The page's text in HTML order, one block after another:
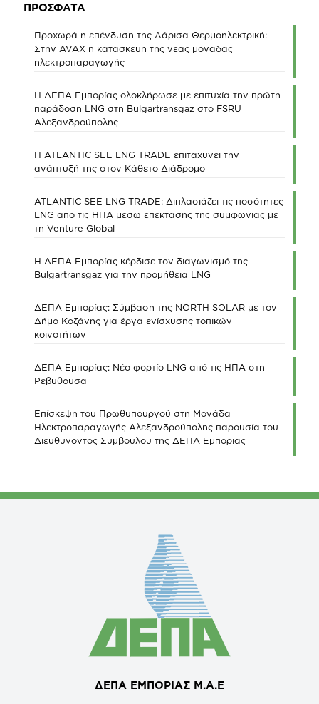
ΠΡΟΣΦΑΤΑ
Προχωρά η επένδυση της Λάρισα Θερμοηλεκτρική:
Στην AVAX η κατασκευή της νέας μονάδας
ηλεκτροπαραγωγής
Η ΔΕΠΑ Εμπορίας ολοκλήρωσε με επιτυχία την πρώτη
παράδοση LNG στη Bulgartransgaz στο FSRU
Αλεξανδρούπολης
Η ATLANTIC SEE LNG TRADE επιταχύνει την
ανάπτυξή της στον Κάθετο Διάδρομο
ATLANTIC SEE LNG TRADE: Διπλασιάζει τις ποσότητες
LNG από τις ΗΠΑ μέσω επέκτασης της συμφωνίας με
τη Venture Global
Η ΔΕΠΑ Εμπορίας κέρδισε τον διαγωνισμό της
Bulgartransgaz για την προμήθεια LNG
ΔΕΠΑ Εμπορίας: Σύμβαση της NORTH SOLAR με τον
Δήμο Κοζάνης για έργα ενίσχυσης τοπικών
κοινοτήτων
ΔΕΠΑ Εμπορίας: Νέο φορτίο LNG από τις ΗΠΑ στη
Ρεβυθούσα
Επίσκεψη του Πρωθυπουργού στη Μονάδα
Ηλεκτροπαραγωγής Αλεξανδρούπολης παρουσία του
Διευθύνοντος Συμβούλου της ΔΕΠΑ Εμπορίας
ΔΕΠΑ ΕΜΠΟΡΙΑΣ Μ.Α.Ε